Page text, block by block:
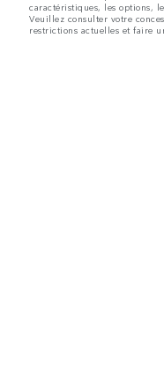
caractéristiques, les options,
Veuillez consulter votre
restrictions actuelles et faire